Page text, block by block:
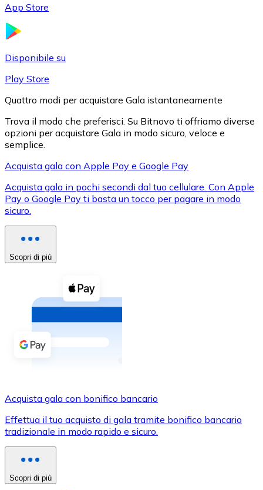
XRP
XRP
Vedi tutto
Buoni cripto
Acquista criptovalute in contanti e altri mezzi di
Acquista con contanti
Bonifico SEPA
Usa le carte Visa e Mastercard per acquistare
Acquista con carta
App Store
Disponibile su
Play Store
Quattro modi per acquistare Gala istantaneamente
Trova il modo che preferisci. Su Bitnovo ti offriamo diverse
opzioni per acquistare Gala in modo sicuro, veloce e
semplice.
Acquista gala con Apple Pay e Google Pay
Acquista gala in pochi secondi dal tuo cellulare. Con Apple
Pay o Google Pay ti basta un tocco per pagare in modo
sicuro.
Scopri di più
Acquista gala con bonifico bancario
Effettua il tuo acquisto di gala tramite bonifico bancario
tradizionale in modo rapido e sicuro.
Scopri di più